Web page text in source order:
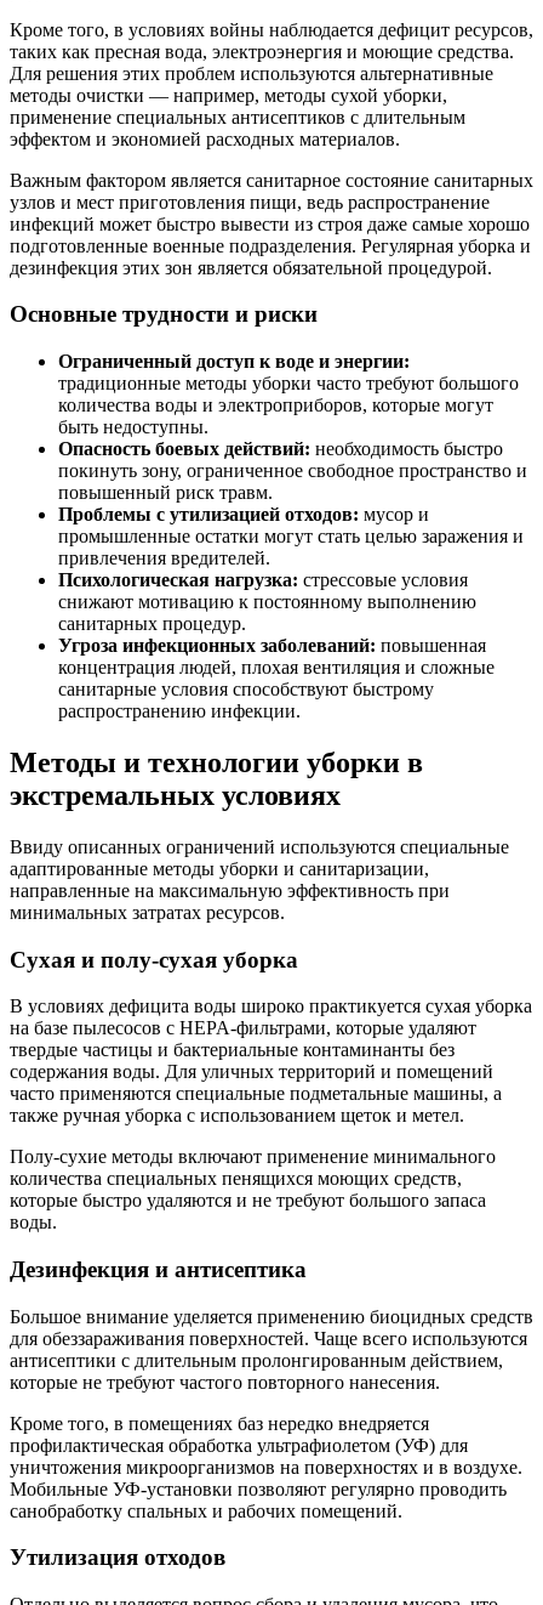
Кроме того, в условиях войны наблюдается дефицит ресурсов,
таких как пресная вода, электроэнергия и моющие средства.
Для решения этих проблем используются альтернативные
методы очистки — например, методы сухой уборки,
применение специальных антисептиков с длительным
эффектом и экономией расходных материалов.
Важным фактором является санитарное состояние санитарных
узлов и мест приготовления пищи, ведь распространение
инфекций может быстро вывести из строя даже самые хорошо
подготовленные военные подразделения. Регулярная уборка и
дезинфекция этих зон является обязательной процедурой.
Основные трудности и риски
Ограниченный доступ к воде и энергии:
традиционные методы уборки часто требуют большого
количества воды и электроприборов, которые могут
быть недоступны.
Опасность боевых действий: необходимость быстро
покинуть зону, ограниченное свободное пространство и
повышенный риск травм.
Проблемы с утилизацией отходов: мусор и
промышленные остатки могут стать целью заражения и
привлечения вредителей.
Психологическая нагрузка: стрессовые условия
снижают мотивацию к постоянному выполнению
санитарных процедур.
Угроза инфекционных заболеваний: повышенная
концентрация людей, плохая вентиляция и сложные
санитарные условия способствуют быстрому
распространению инфекции.
Методы и технологии уборки в
экстремальных условиях
Ввиду описанных ограничений используются специальные
адаптированные методы уборки и санитаризации,
направленные на максимальную эффективность при
минимальных затратах ресурсов.
Сухая и полу-сухая уборка
В условиях дефицита воды широко практикуется сухая уборка
на базе пылесосов с HEPA-фильтрами, которые удаляют
твердые частицы и бактериальные контаминанты без
содержания воды. Для уличных территорий и помещений
часто применяются специальные подметальные машины, а
также ручная уборка с использованием щеток и метел.
Полу-сухие методы включают применение минимального
количества специальных пенящихся моющих средств,
которые быстро удаляются и не требуют большого запаса
воды.
Дезинфекция и антисептика
Большое внимание уделяется применению биоцидных средств
для обеззараживания поверхностей. Чаще всего используются
антисептики с длительным пролонгированным действием,
которые не требуют частого повторного нанесения.
Кроме того, в помещениях баз нередко внедряется
профилактическая обработка ультрафиолетом (УФ) для
уничтожения микроорганизмов на поверхностях и в воздухе.
Мобильные УФ-установки позволяют регулярно проводить
санобработку спальных и рабочих помещений.
Утилизация отходов